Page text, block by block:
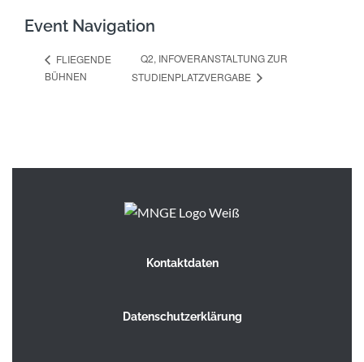
Event Navigation
FLIEGENDE
BÜHNEN
Q2, INFOVERANSTALTUNG ZUR
STUDIENPLATZVERGABE
Kontaktdaten
Datenschutzerklärung